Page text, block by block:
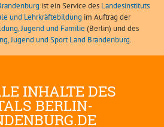
ist ein Service des Landesinstituts
und Lehrkräftebildung im Auftrag der
Jugend und Familie (Berlin) und des
Jugend und Sport Land Brandenburg.
INHALTE DES
BERLIN-